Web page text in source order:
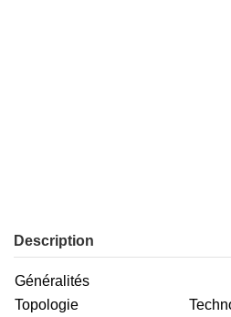
Description
Généralités
Topologie